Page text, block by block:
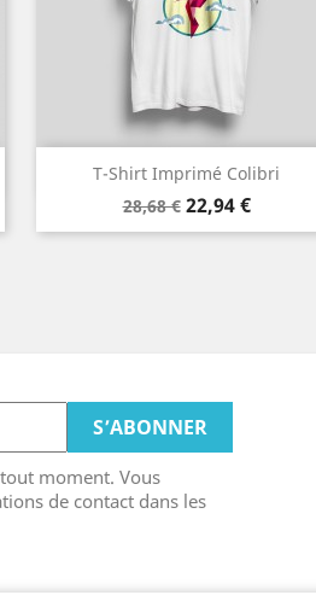
T-Shirt Imprimé Colibri
Prix
de
28,68 € Prix
22,94 €
Aperçu rapide
BlancNoir
moment. Vous
de contact dans les